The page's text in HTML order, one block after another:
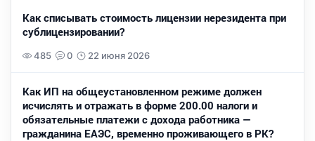
Как списывать стоимость лицензии нерезидента при
сублицензировании?
485 0 22 июня 2026
Как ИП на общеустановленном режиме должен
исчислять и отражать в форме 200.00 налоги и
обязательные платежи с дохода работника —
гражданина ЕАЭС, временно проживающего в РК?